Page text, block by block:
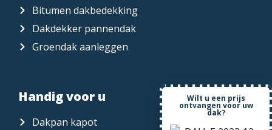
Bitumen dakbedekking
Dakdekker pannendak
Groendak aanleggen
Handig voor u
Dakpan kapot
Wilt u een prijs
ontvangen voor uw
dak?